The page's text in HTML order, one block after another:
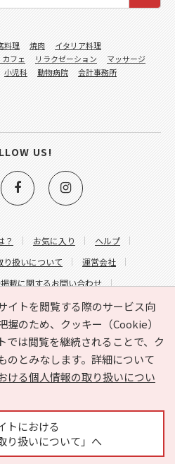
イトを閲覧する際のサービス向
握のため、クッキー（Cookie）
では閲覧を継続されることで、ク
のとみなします。詳細について
ける個人情報の取り扱いについ
トにおける
り扱いについて」へ
？ お気に入り
ヘルプ
り扱いについて
運営会社
載に関するお問い合わせ
関するお問い合わせ
料理 焼肉
イタリア料理
フェ リラクゼーション
マッサージ
小児科 動物病院
会計事務所
US!
All Rights Reserved.